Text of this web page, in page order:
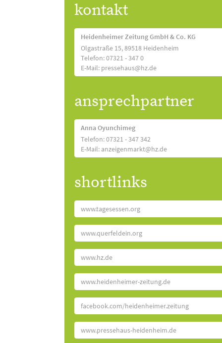
kontakt
Heidenheimer Zeitung GmbH & Co. KG
Olgastraße 15, 89518 Heidenheim
Telefon: 07321 - 347 0
E-Mail: pressehaus@hz.de
ansprechpartner
Anna Oyunchimeg
Telefon: 07321 - 347 342
E-Mail: anzeigenmarkt@hz.de
shortlinks
www.tagesessen.org
www.querfeldein.org
www.hz.de
www.heidenheimer-zeitung.de
facebook.com/heidenheimer.zeitung
www.pressehaus-heidenheim.de